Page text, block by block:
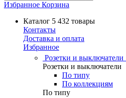
Избранное Корзина
Каталог 5 432 товары
Контакты
Доставка и оплата
Избранное
Розетки и выключатели
Розетки и выключатели
По типу
По коллекциям
По типу